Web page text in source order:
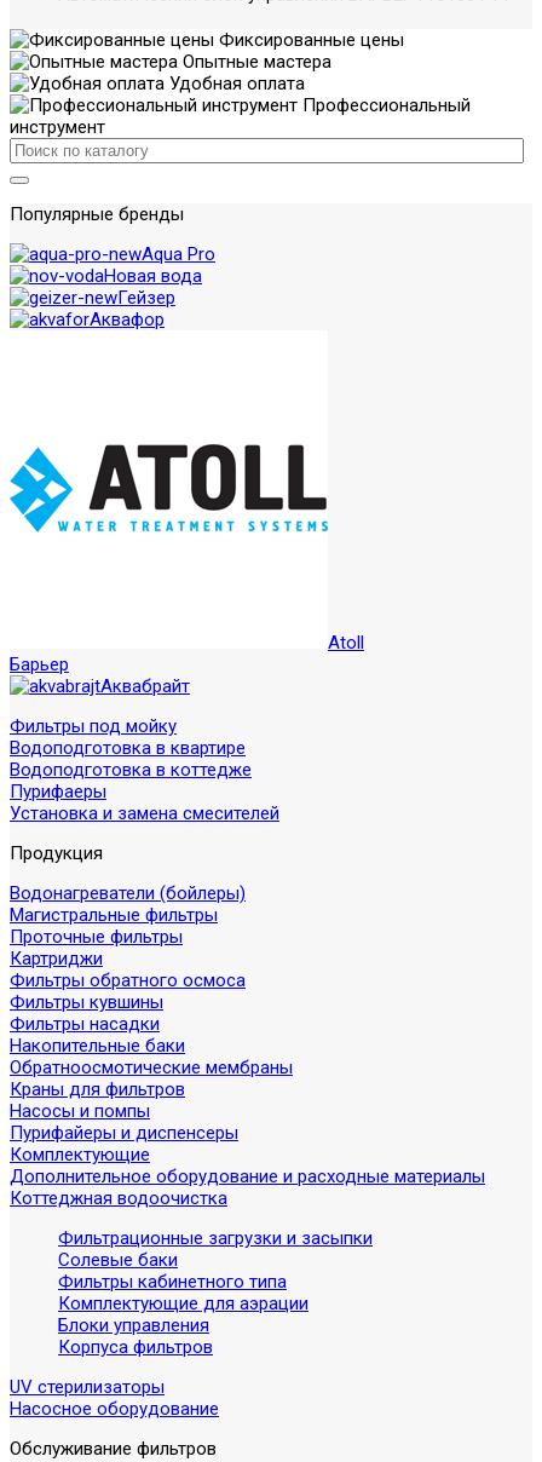
Фиксированные цены
Опытные мастера
Удобная оплата
Профессиональный
инструмент
Популярные бренды
Aqua Pro
Новая вода
Гейзер
Аквафор
Atoll
Барьер
Аквабрайт
Фильтры под мойку
Водоподготовка в квартире
Водоподготовка в коттедже
Пурифаеры
Установка и замена смесителей
Продукция
Водонагреватели (бойлеры)
Магистральные фильтры
Проточные фильтры
Картриджи
Фильтры обратного осмоса
Фильтры кувшины
Фильтры насадки
Накопительные баки
Обратноосмотические мембраны
Краны для фильтров
Насосы и помпы
Пурифайеры и диспенсеры
Комплектующие
Дополнительное оборудование и расходные материалы
Коттеджная водоочистка
Фильтрационные загрузки и засыпки
Солевые баки
Фильтры кабинетного типа
Комплектующие для аэрации
Блоки управления
Корпуса фильтров
UV стерилизаторы
Насосное оборудование
Обслуживание фильтров